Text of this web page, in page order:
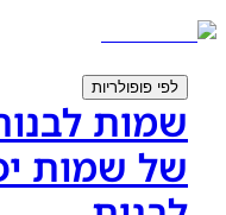
לפי פופולריות
שמות
של שמות